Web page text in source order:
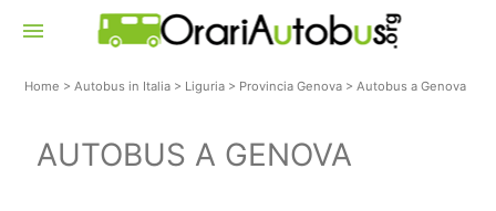
menu
Home >Autobus in Italia > Liguria > Provincia Genova >Autobus a Genova
AUTOBUS A GENOVA